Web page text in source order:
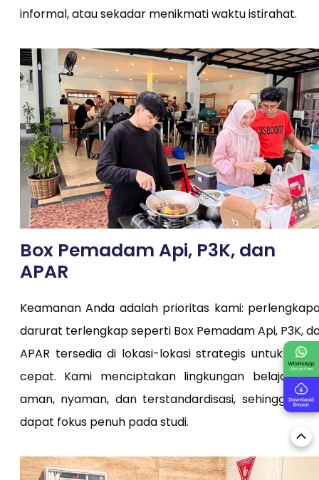
informal, atau sekadar menikmati waktu istirahat.
Box Pemadam Api, P3K, dan
APAR
Keamanan Anda adalah prioritas kami:
darurat terlengkap seperti Box Pemadam Api, P3K,
APAR tersedia di lokasi-lokasi strategis untuk
cepat. Kami menciptakan lingkungan belajar
aman, nyaman, dan terstandardisasi, sehingga
dapat fokus penuh pada studi.